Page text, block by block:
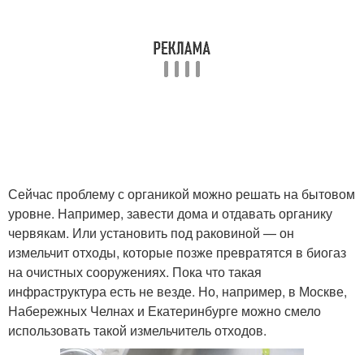
Сейчас проблему с органикой можно решать на бытовом
уровне. Например, завести дома и отдавать органику
червякам. Или установить под раковиной — он
измельчит отходы, которые позже превратятся в биогаз
на очистных сооружениях. Пока что такая
инфраструктура есть не везде. Но, например, в Москве,
Набережных Челнах и Екатеринбурге можно смело
использовать такой измельчитель отходов.